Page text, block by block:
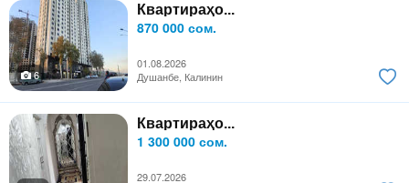
Квартираҳо...
870 000 сом.
01.08.2026
6
Душанбе, Калинин
Квартираҳо...
1 300 000 сом.
29.07.2026